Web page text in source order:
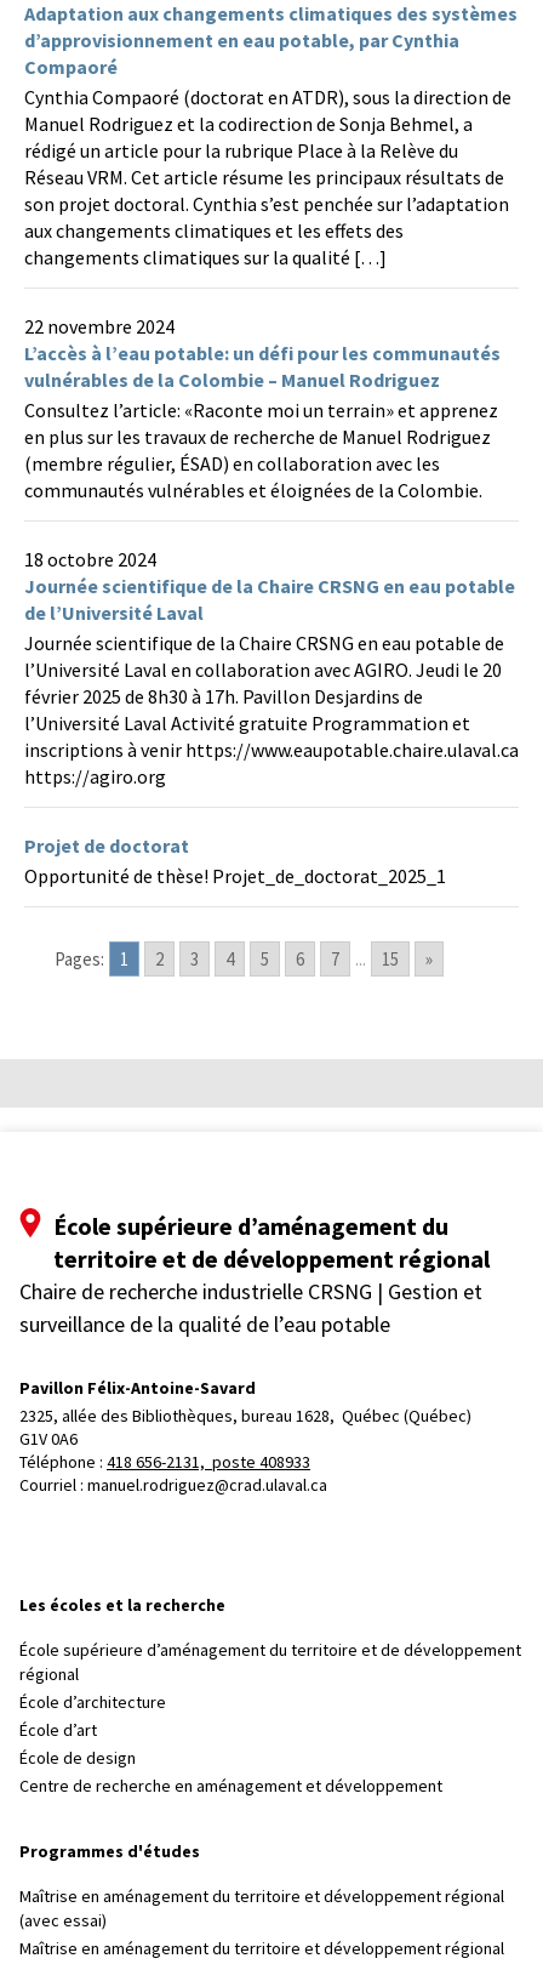
Adaptation aux changements climatiques des systèmes
d’approvisionnement en eau potable, par Cynthia
Compaoré
Cynthia Compaoré (doctorat en ATDR), sous la direction de
Manuel Rodriguez et la codirection de Sonja Behmel, a
rédigé un article pour la rubrique Place à la Relève du
Réseau VRM. Cet article résume les principaux résultats de
son projet doctoral. Cynthia s’est penchée sur l’adaptation
aux changements climatiques et les effets des
changements climatiques sur la qualité […]
22 novembre 2024
L’accès à l’eau potable: un défi pour les communautés
vulnérables de la Colombie – Manuel Rodriguez
Consultez l’article: «Raconte moi un terrain» et apprenez
en plus sur les travaux de recherche de Manuel Rodriguez
(membre régulier, ÉSAD) en collaboration avec les
communautés vulnérables et éloignées de la Colombie.
18 octobre 2024
Journée scientifique de la Chaire CRSNG en eau potable
de l’Université Laval
Journée scientifique de la Chaire CRSNG en eau potable de
l’Université Laval en collaboration avec AGIRO. Jeudi le 20
février 2025 de 8h30 à 17h. Pavillon Desjardins de
l’Université Laval Activité gratuite Programmation et
inscriptions à venir https://www.eaupotable.chaire.ulaval.ca
https://agiro.org
Projet de doctorat
Opportunité de thèse! Projet_de_doctorat_2025_1
Pages: 1 2 3 4 5 6 7 ... 15 »
École supérieure d’aménagement du
territoire et de développement régional
Chaire de recherche industrielle CRSNG | Gestion et
surveillance de la qualité de l’eau potable
Pavillon Félix-Antoine-Savard
2325, allée des Bibliothèques, bureau 1628, Québec (Québec)
G1V 0A6
Téléphone : 418 656-2131, poste 408933
Courriel : manuel.rodriguez@crad.ulaval.ca
Les écoles et la recherche
École supérieure d’aménagement du territoire et de développement
régional
École d’architecture
École d’art
École de design
Centre de recherche en aménagement et développement
Programmes d'études
Maîtrise en aménagement du territoire et développement régional
(avec essai)
Maîtrise en aménagement du territoire et développement régional